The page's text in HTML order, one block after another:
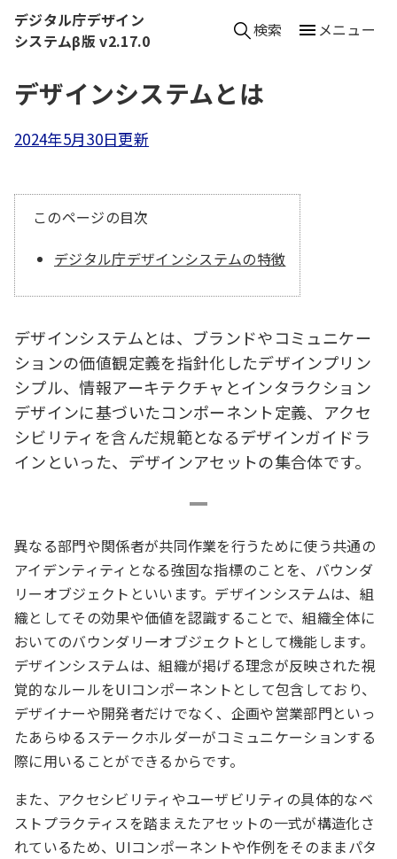
本文へ移動
デジタル庁デザイン
システムβ版 v2.17.0
検索 メニュー
デザインシステムとは
2024年5月30日更新
このページの目次
デジタル庁デザインシステムの特徴
デザインシステムとは、ブランドやコミュニケー
ションの価値観定義を指針化したデザインプリン
シプル、情報アーキテクチャとインタラクション
デザインに基づいたコンポーネント定義、アクセ
シビリティを含んだ規範となるデザインガイドラ
インといった、デザインアセットの集合体です。
異なる部門や関係者が共同作業を行うために使う共通の
アイデンティティとなる強固な指標のことを、バウンダ
リーオブジェクトといいます。デザインシステムは、組
織としてその効果や価値を認識することで、組織全体に
おいてのバウンダリーオブジェクトとして機能します。
デザインシステムは、組織が掲げる理念が反映された視
覚的なルールをUIコンポーネントとして包含しており、
デザイナーや開発者だけでなく、企画や営業部門といっ
たあらゆるステークホルダーがコミュニケーションする
際に用いることができるからです。
また、アクセシビリティやユーザビリティの具体的なベ
ストプラクティスを踏まえたアセットの一式が構造化さ
れているため、UIコンポーネントや作例をそのままパタ